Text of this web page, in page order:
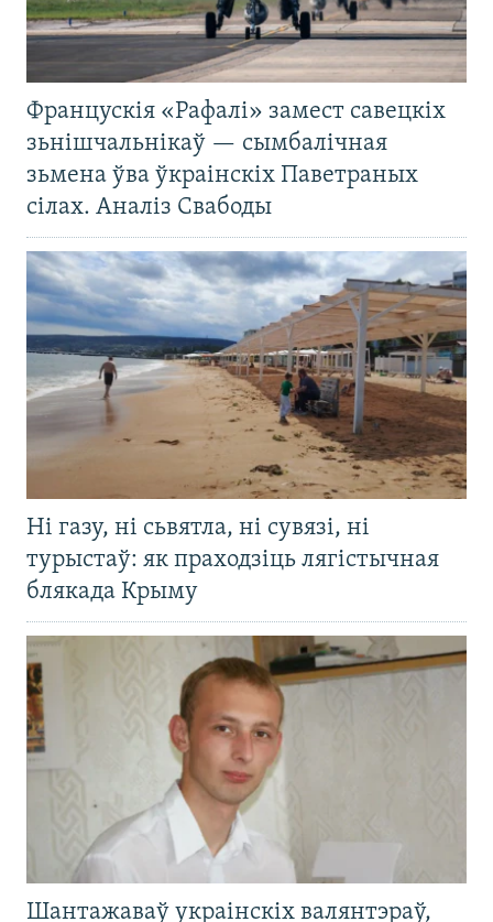
Францускія «Рафалі» замест савецкіх
зьнішчальнікаў — сымбалічная
зьмена ўва ўкраінскіх Паветраных
сілах. Аналіз Свабоды
Ні газу, ні сьвятла, ні сувязі, ні
турыстаў: як праходзіць лягістычная
блякада Крыму
Шантажаваў украінскіх валянтэраў,